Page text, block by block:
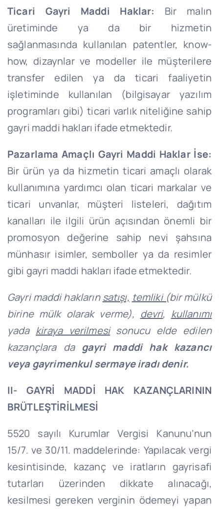
Ticari Gayri Maddi Haklar: Bir malın
üretiminde ya da bir hizmetin
sağlanmasında kullanılan patentler, know-
how, dizaynlar ve modeller ile müşterilere
transfer edilen ya da ticari faaliyetin
işletiminde kullanılan (bilgisayar yazılım
programları gibi) ticari varlık niteliğine sahip
gayri maddi hakları ifade etmektedir.
Pazarlama Amaçlı Gayri Maddi Haklar İse:
Bir ürün ya da hizmetin ticari amaçlı olarak
kullanımına yardımcı olan ticari markalar ve
ticari unvanlar, müşteri listeleri, dağıtım
kanalları ile ilgili ürün açısından önemli bir
promosyon değerine sahip nevi şahsına
münhasır isimler, semboller ya da resimler
gibi gayri maddi hakları ifade etmektedir.
Gayri maddi haklarınsatışı, temliki (bir mülkü
birine mülk olarak verme), devri, kullanımı
yada kiraya verilmesisonucu elde edilen
kazançlara da gayri maddi hak kazancı
veya gayrimenkul sermaye iradı denir.
II- GAYRİ MADDİ HAK KAZANÇLARININ
BRÜTLEŞTİRİLMESİ
5520 sayılı Kurumlar Vergisi Kanunu’nun
15/7. ve 30/11. maddelerinde: Yapılacak vergi
kesintisinde, kazanç ve iratların gayrisafi
tutarları üzerinden dikkate alınacağı,
kesilmesi gereken verginin ödemeyi yapan